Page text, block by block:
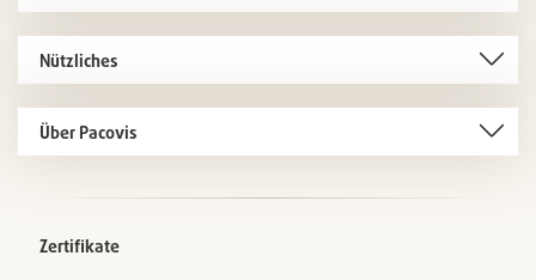
Nützliches
Über Pacovis
Zertifikate